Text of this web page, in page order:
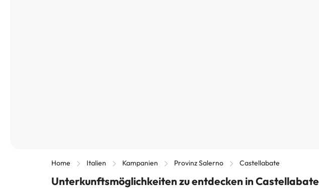
Home Italien Kampanien Provinz Salerno Castellabate
Unterkunftsmöglichkeiten zu entdecken in Castellabate